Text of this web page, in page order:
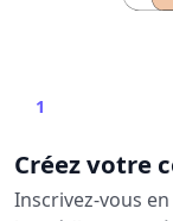
1
Créez votre
Inscrivez-vous